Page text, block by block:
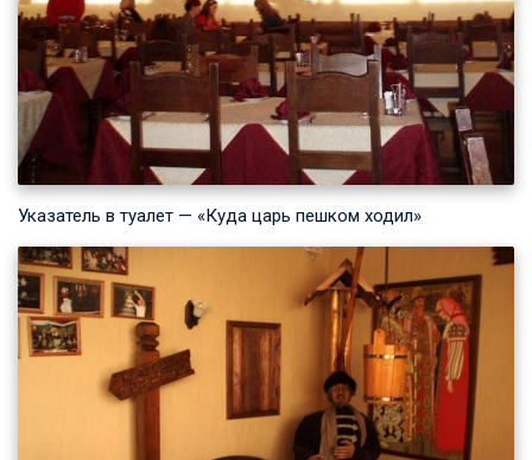
Указатель в туалет — «Куда царь пешком ходил»